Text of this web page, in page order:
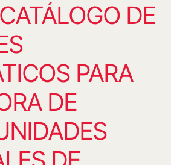
DE
PARA
DE